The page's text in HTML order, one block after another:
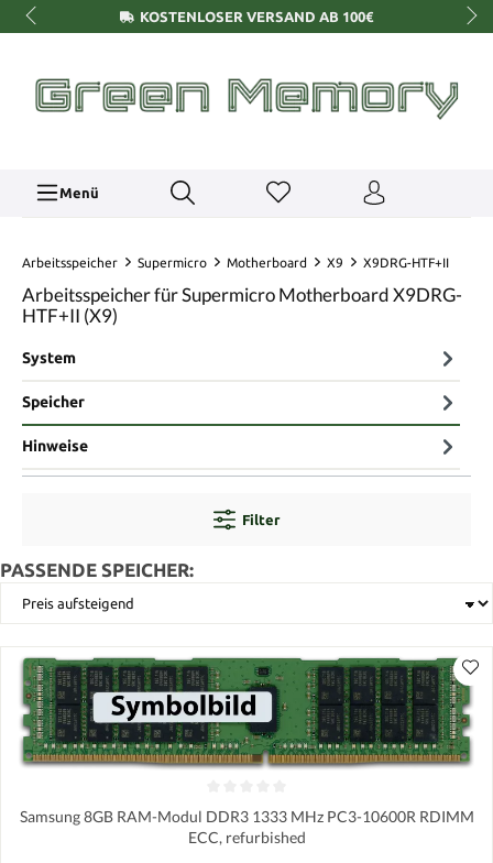
KOSTENLOSER VERSAND AB 100€
Menü
Arbeitsspeicher Supermicro Motherboard X9 X9DRG-HTF+II
Arbeitsspeicher für Supermicro Motherboard X9DRG-
HTF+II (X9)
System
Speicher
Hinweise
Filter
PASSENDE SPEICHER:
Samsung 8GB RAM-Modul DDR3 1333 MHz PC3-10600R RDIMM
ECC, refurbished